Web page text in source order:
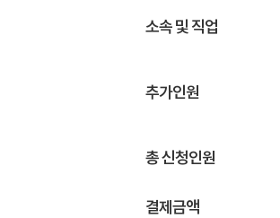
소속 및 직업
추가인원
총 신청인원
결제금액